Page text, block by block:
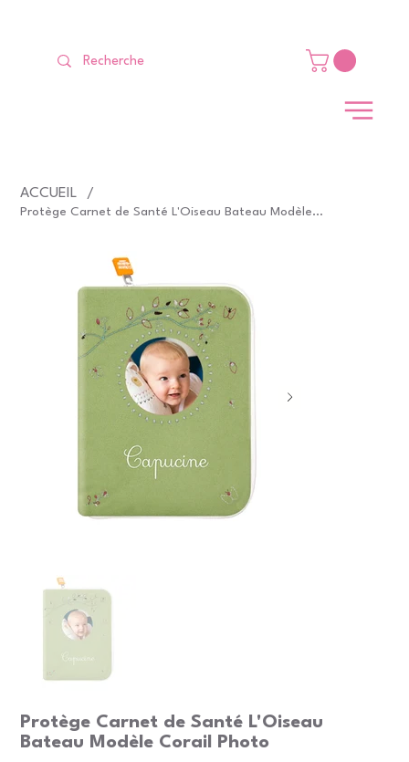
ACCUEIL /
Protège Carnet de Santé L'Oiseau Bateau Modèle Corail Photo
Protège Carnet de Santé L'Oiseau
Bateau Modèle Corail Photo